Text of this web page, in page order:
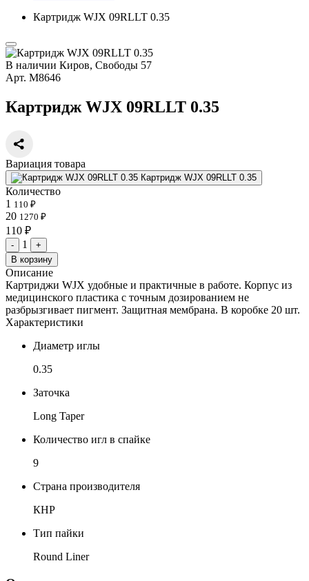
Картридж WJX 09RLLT 0.35
В наличии Киров, Свободы 57
Арт. М8646
Картридж WJX 09RLLT 0.35
Вариация товара
Картридж WJX 09RLLT 0.35
Количество
1 110 ₽
20 1270 ₽
110 ₽
- 1
+
В корзину
Описание
Картриджи WJX удобные и практичные в работе. Корпус из
медицинского пластика с точным дозированием не
разбрызгивает пигмент. Защитная мембрана. В коробке 20 шт.
Характеристики
Диаметр иглы
0.35
Заточка
Long Taper
Количество игл в спайке
9
Страна производителя
КНР
Тип пайки
Round Liner